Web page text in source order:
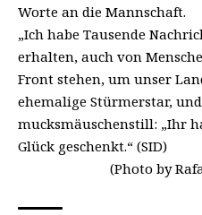
Worte an die Mannschaft.
„Ich habe Tausende
erhalten, auch von
Front stehen, um unser
ehemalige Stürmerstar,
mucksmäuschenstill: „Ihr
Glück geschenkt.“ (SID)
(Photo by